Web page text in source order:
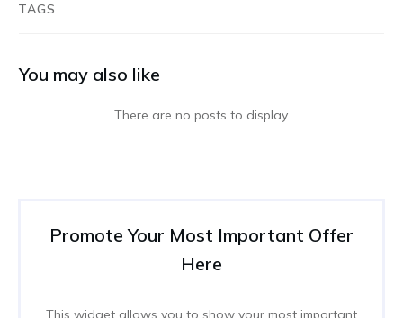
TAGS
You may also like
Promote Your Most Important Offer
Here
This widget allows you to show your most important